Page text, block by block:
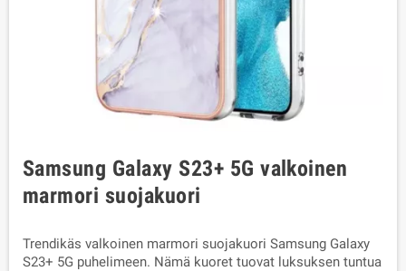
Samsung Galaxy S23+ 5G valkoinen
marmori suojakuori
Trendikäs valkoinen marmori suojakuori Samsung Galaxy
S23+ 5G puhelimeen. Nämä kuoret tuovat luksuksen tuntua